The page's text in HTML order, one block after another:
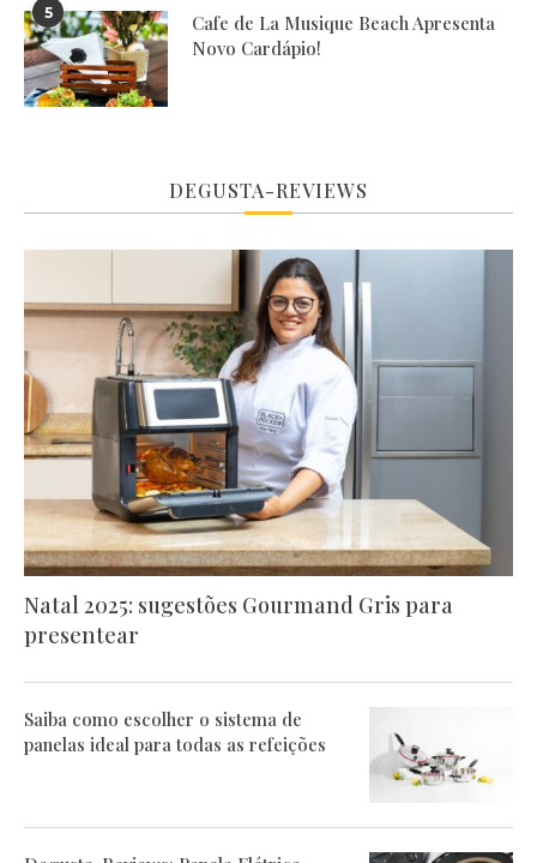
5
Cafe de La Musique Beach Apresenta
Novo Cardápio!
DEGUSTA-REVIEWS
Natal 2025: sugestões Gourmand Gris para
presentear
Saiba como escolher o sistema de
panelas ideal para todas as refeições